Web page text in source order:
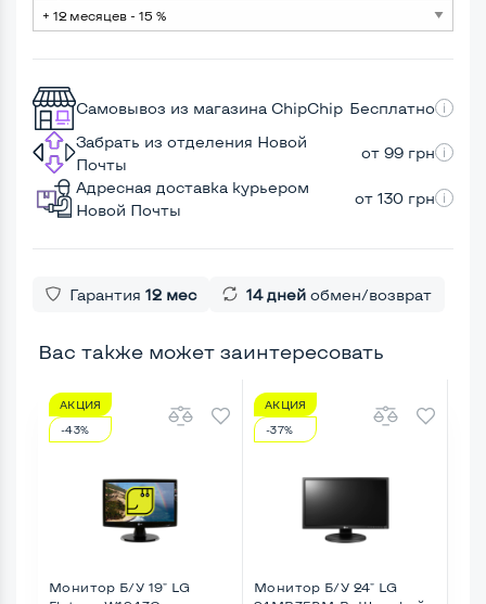
Самовывоз из магазина ChipChip Бесплатно
Забрать из отделения Новой
Почты
от 99 грн
Адресная доставка курьером
Новой Почты
от 130 грн
Гарантия 12 мес 14 дней обмен/возврат
Вас также может заинтересовать
АКЦИЯ
-43%
Монитор Б/У 19" LG
АКЦИЯ
-37%
Монитор Б/У 24" LG